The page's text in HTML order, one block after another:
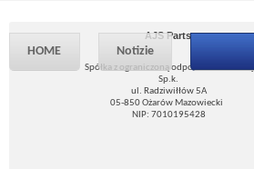
HOME Notizie
AJS Parts
Spółka z ograniczoną odpowiedzialnością
Sp.k.
ul. Radziwiłłów 5A
05-850 Ożarów Mazowiecki
NIP: 7010195428